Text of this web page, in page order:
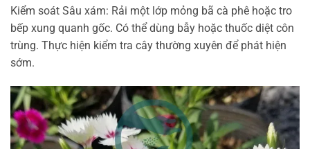
Kiểm soát Sâu xám: Rải một lớp mỏng bã cà phê hoặc tro
bếp xung quanh gốc. Có thể dùng bẫy hoặc thuốc diệt côn
trùng. Thực hiện kiểm tra cây thường xuyên để phát hiện
sớm.